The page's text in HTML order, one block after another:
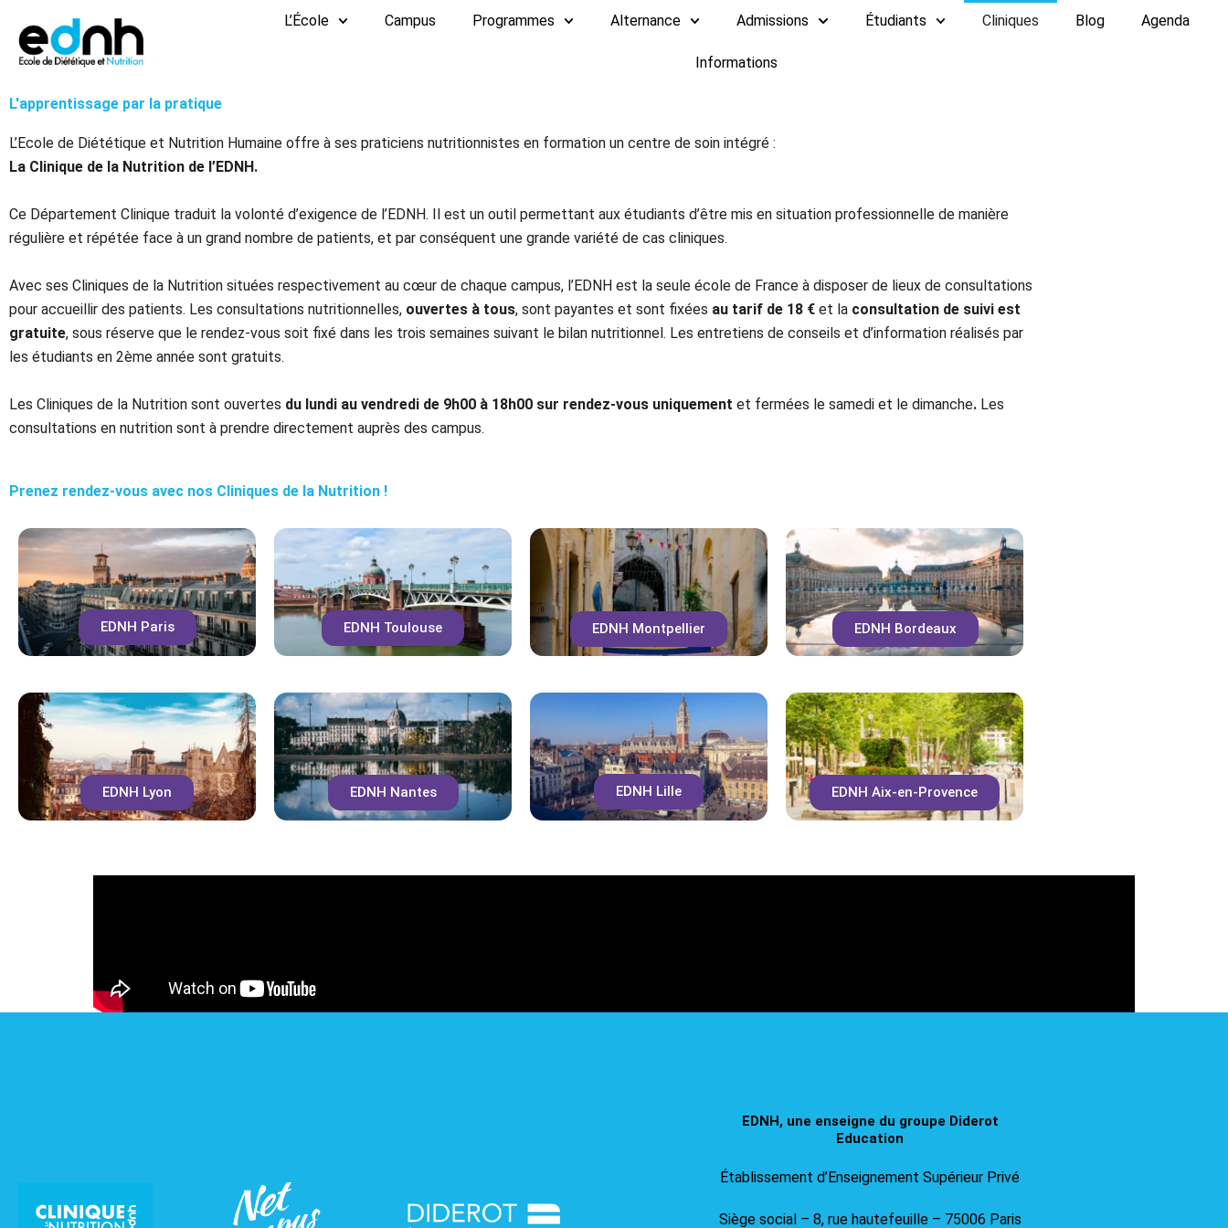
contenu
L’École Campus Programmes Alternance Admissions Étudiants Cliniques Blog Agenda
Informations
L'apprentissage par la pratique
L’Ecole de Diététique et Nutrition Humaine offre à ses praticiens nutritionnistes en formation un centre de soin intégré :
La Clinique de la Nutrition de l’EDNH.
Ce Département Clinique traduit la volonté d’exigence de l’EDNH. Il est un outil permettant aux étudiants d’être mis en situation professionnelle de manière
régulière et répétée face à un grand nombre de patients, et par conséquent une grande variété de cas cliniques.
Avec ses Cliniques de la Nutrition situées respectivement au cœur de chaque campus, l’EDNH est la seule école de France à disposer de lieux de consultations
pour accueillir des patients. Les consultations nutritionnelles, ouvertes à tous, sont payantes et sont fixées au tarif de 18 € et la consultation de suivi est
gratuite, sous réserve que le rendez-vous soit fixé dans les trois semaines suivant le bilan nutritionnel. Les entretiens de conseils et d’information réalisés par
les étudiants en 2ème année sont gratuits.
Les Cliniques de la Nutrition sont ouvertes du lundi au vendredi de 9h00 à 18h00 sur rendez-vous uniquement et fermées le samedi et le dimanche. Les
consultations en nutrition sont à prendre directement auprès des campus.
Prenez rendez-vous avec nos Cliniques de la Nutrition !
EDNH Paris EDNH Toulouse EDNH Montpellier EDNH Bordeaux
EDNH Lyon EDNH Nantes EDNH Lille EDNH Aix-en-Provence
EDNH, une enseigne du groupe Diderot
Education​
Établissement d’Enseignement Supérieur Privé
Siège social – 8, rue hautefeuille – 75006 Paris